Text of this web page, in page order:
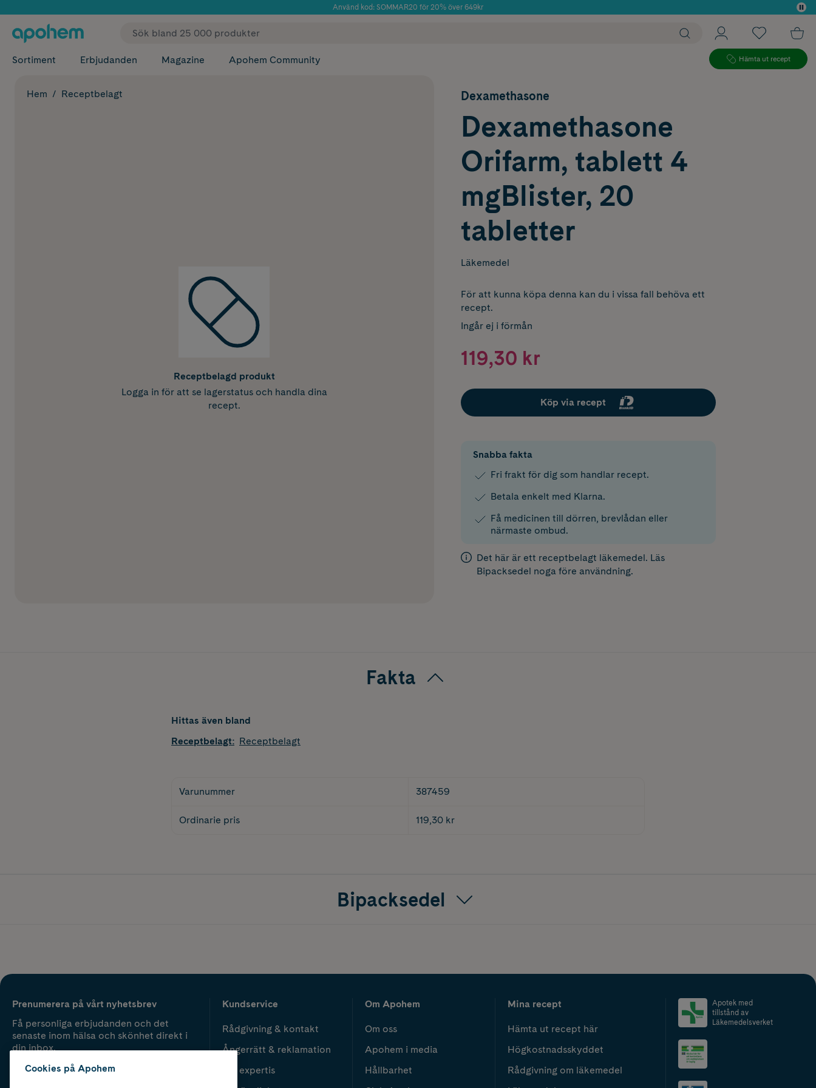
Använd kod: SOMMAR20 för 20% över 649kr
✓ Fri frakt
Sortiment Erbjudanden Magazine Apohem Community Hämta ut recept
Hem Receptbelagt
Receptbelagd produkt
Logga in för att se lagerstatus och handla dina
recept.
Dexamethasone
Dexamethasone
Orifarm, tablett 4
mgBlister, 20
tabletter
Läkemedel
För att kunna köpa denna kan du i vissa fall behöva ett
recept.
Ingår ej i förmån
119,30 kr
Köp via recept
Snabba fakta
Fri frakt för dig som handlar recept.
Betala enkelt med Klarna.
Få medicinen till dörren, brevlådan eller
närmaste ombud.
Det här är ett receptbelagt läkemedel. Läs
Bipacksedel noga före användning.
Fakta
Hittas även bland
Receptbelagt: Receptbelagt
Varunummer 387459
Ordinarie pris 119,30 kr
Bipacksedel
Prenumerera på vårt nyhetsbrev
Få personliga erbjudanden och det
senaste inom hälsa och skönhet direkt i
din inbox.
Kundservice
Rådgivning & kontakt
Ångerrätt & reklamation
Vår expertis
Om Apohem
Om oss
Apohem i media
Hållbarhet
Mina recept
Hämta ut recept här
Högkostnadsskyddet
Rådgivning om läkemedel
Apotek med
tillstånd av
Läkemedelsverket
Cookies på Apohem